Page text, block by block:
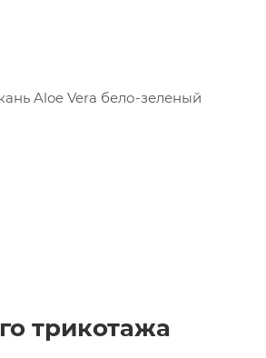
Aloe Vera бело-зеленый
трикотажа